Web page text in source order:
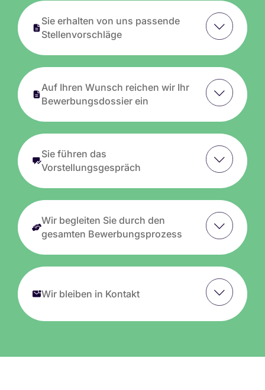
Sie erhalten von uns passende
Stellenvorschläge
Auf Ihren Wunsch reichen wir Ihr
Bewerbungsdossier ein
Sie führen das
Vorstellungsgespräch
Wir begleiten Sie durch den
gesamten Bewerbungsprozess
Wir bleiben in Kontakt